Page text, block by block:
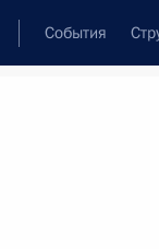
События